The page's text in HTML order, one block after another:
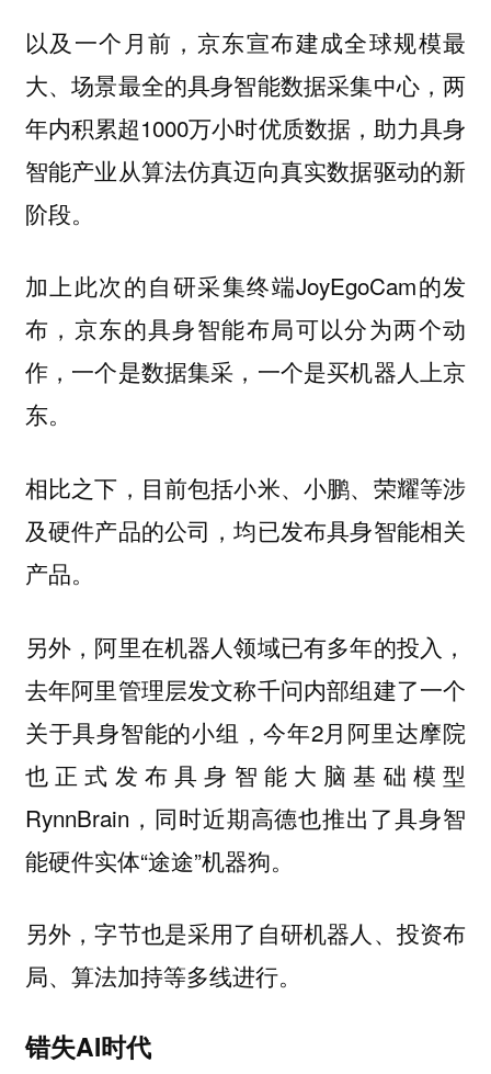
以及一个月前，京东宣布建成全球规模最
大、场景最全的具身智能数据采集中心，两
年内积累超1000万小时优质数据，助力具身
智能产业从算法仿真迈向真实数据驱动的新
阶段。
加上此次的自研采集终端JoyEgoCam的发
布，京东的具身智能布局可以分为两个动
作，一个是数据集采，一个是买机器人上京
东。
相比之下，目前包括小米、小鹏、荣耀等涉
及硬件产品的公司，均已发布具身智能相关
产品。
另外，阿里在机器人领域已有多年的投入，
去年阿里管理层发文称千问内部组建了一个
关于具身智能的小组，今年2月阿里达摩院
也正式发布具身智能大脑基础模型
RynnBrain，同时近期高德也推出了具身智
能硬件实体“途途”机器狗。
另外，字节也是采用了自研机器人、投资布
局、算法加持等多线进行。
错失AI时代